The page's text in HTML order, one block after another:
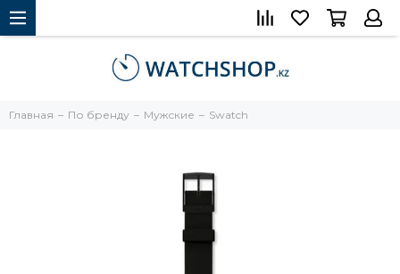
Главная По бренду Мужские Swatch